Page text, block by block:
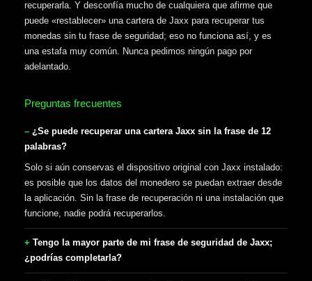
recuperarla. Y desconfía mucho de cualquiera que afirme que
puede «restablecer» una cartera de Jaxx para recuperar tus
monedas sin tu frase de seguridad; eso no funciona así, y es
una estafa muy común. Nunca pedimos ningún pago por
adelantado.
Preguntas frecuentes
¿Se puede recuperar una cartera Jaxx sin la frase de 12
palabras?
Solo si aún conservas el dispositivo original con Jaxx instalado:
es posible que los datos del monedero se puedan extraer desde
la aplicación. Sin la frase de recuperación ni una instalación que
funcione, nadie podrá recuperarlos.
Tengo la mayor parte de mi frase de seguridad de Jaxx;
¿podrías completarla?